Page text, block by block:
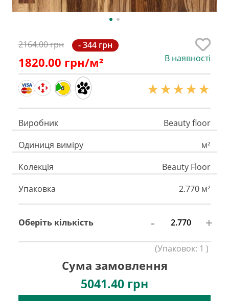
2164.00 грн - 344 грн
1820.00 грн/м² В наявності
6
Виробник
Beauty floor
Одиниця виміру
м²
Колекція
Beauty Floor
Упаковка
2.770 м²
Оберіть кількість - +
(Упаковок: 1 )
Сума замовлення
5041.40 грн